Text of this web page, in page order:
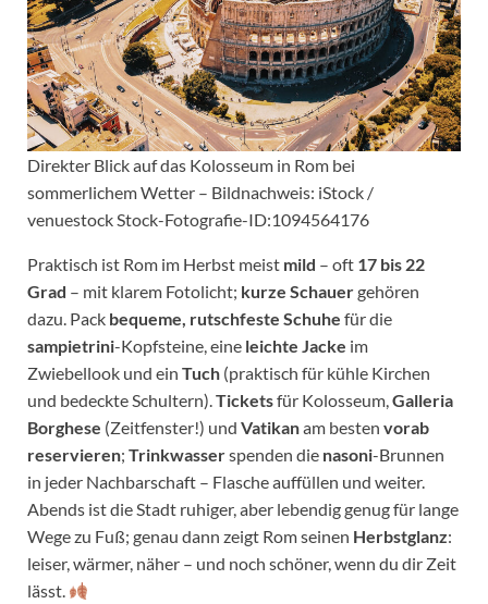
Direkter Blick auf das Kolosseum in Rom bei
sommerlichem Wetter – Bildnachweis: iStock /
venuestock Stock-Fotografie-ID:1094564176
Praktisch ist Rom im Herbst meist mild – oft 17 bis 22
Grad – mit klarem Fotolicht; kurze Schauergehören
dazu. Pack bequeme, rutschfeste Schuhe für die
sampietrini-Kopfsteine, eine leichte Jacke im
Zwiebellook und ein Tuch (praktisch für kühle Kirchen
und bedeckte Schultern).Ticketsfür Kolosseum,Galleria
Borghese (Zeitfenster!) und Vatikanam besten vorab
reservieren; Trinkwasserspenden die nasoni-Brunnen
in jeder Nachbarschaft – Flasche auffüllen und weiter.
Abends ist die Stadt ruhiger, aber lebendig genug für lange
Wege zu Fuß; genau dann zeigt Rom seinen Herbstglanz:
leiser, wärmer, näher – und noch schöner, wenn du dir Zeit
lässt.